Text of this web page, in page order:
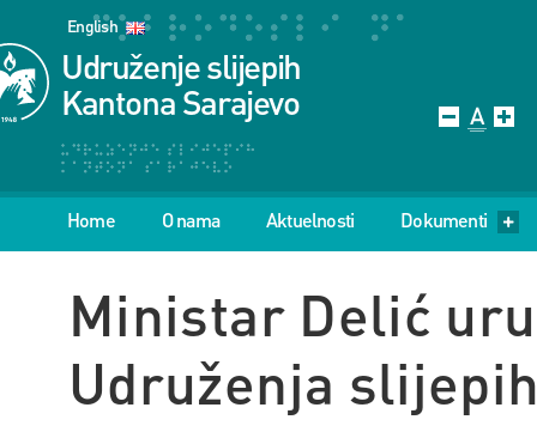
English
Udruženje slijepih
Kantona Sarajevo
Home O nama Aktuelnosti Dokumenti
Ministar Delić
Udruženja